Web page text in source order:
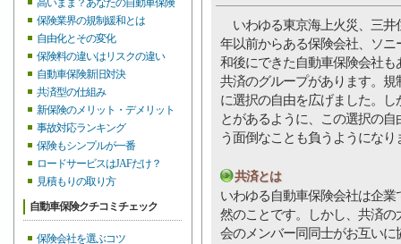
高いまま？あなたの自動車保険
保険業界の規制緩和とは
自由化とその変化
保険料の違いはリスクの違い
自動車保険新旧対決
共済型の仕組み
新保険のメリット・デメリット
事故対応ランキング
保険もシンプルが一番
ロードサービスはJAFだけ？
見積もりの取り方
自動車保険クチコミチェック
保険会社を選ぶコツ
いわゆる東京海上火災、三井
年以前からある保険会社、ソ
和後にできた自動車保険会社
共済のグループがあります。
に選択の自由を広げました。
とがあるように、この選択の
う面倒なことも負うようになり
共済とは
いわゆる自動車保険会社は企
然のことです。しかし、共済
会のメンバー同同士がお互い